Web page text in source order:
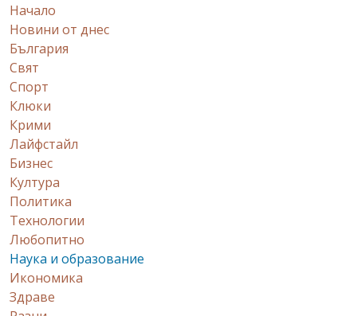
Начало
Новини от днес
България
Свят
Спорт
Клюки
Крими
Лайфстайл
Бизнес
Култура
Политика
Технологии
Любопитно
Наука и образование
Икономика
Здраве